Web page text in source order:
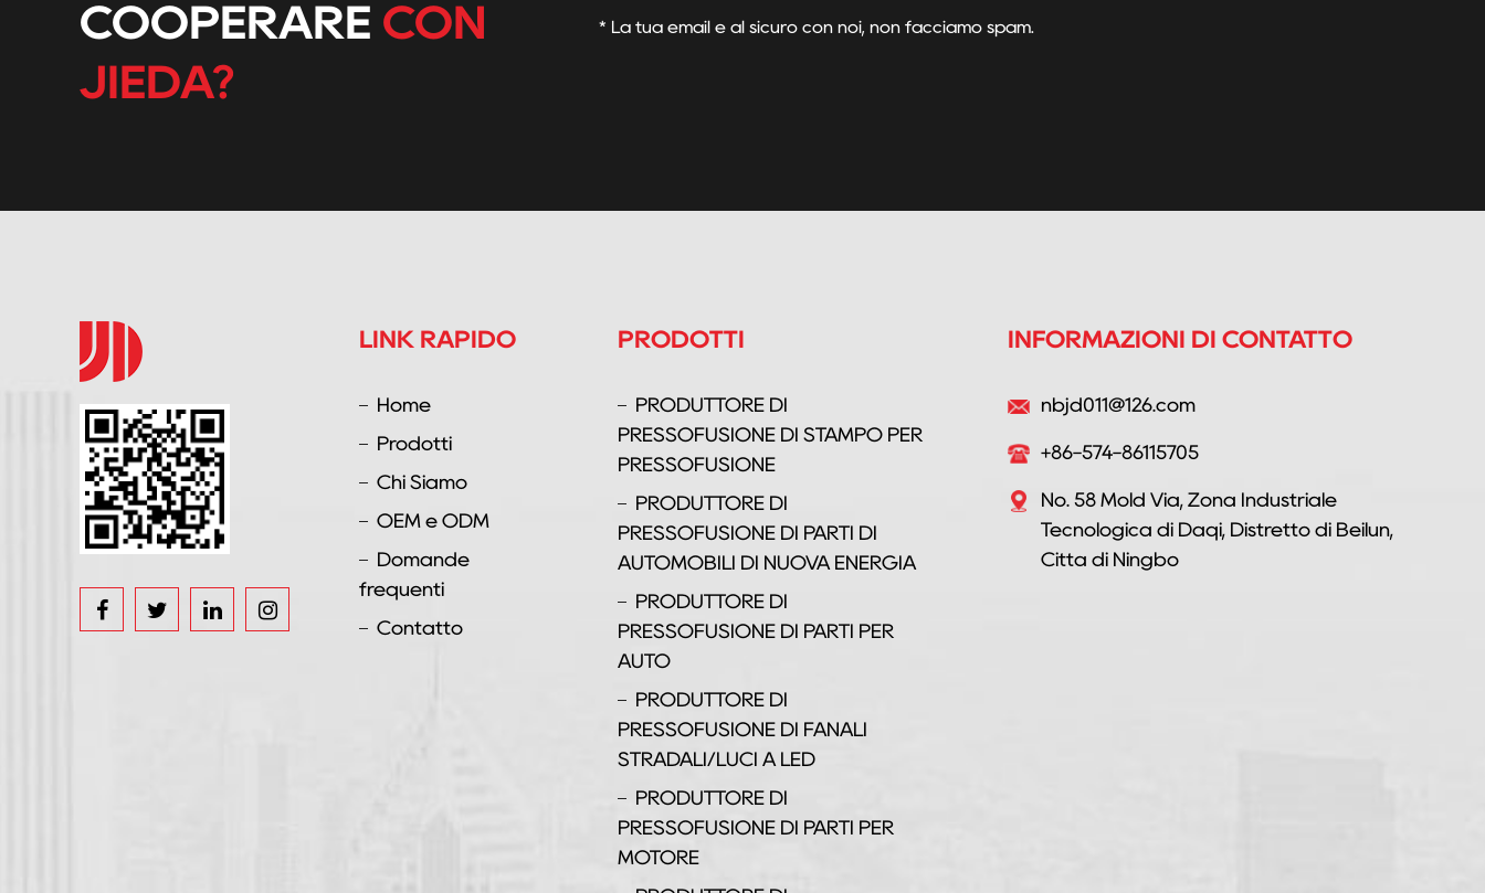
COOPERARE CON
JIEDA?
* La tua email è al sicuro con noi, non facciamo spam.
LINK RAPIDO
Home
Prodotti
Chi Siamo
OEM e ODM
Domande
frequenti
Contatto
PRODOTTI
PRODUTTORE DI
PRESSOFUSIONE DI STAMPO PER
PRESSOFUSIONE
PRODUTTORE DI
PRESSOFUSIONE DI PARTI DI
AUTOMOBILI DI NUOVA ENERGIA
PRODUTTORE DI
PRESSOFUSIONE DI PARTI PER
AUTO
PRODUTTORE DI
PRESSOFUSIONE DI FANALI
STRADALI/LUCI A LED
PRODUTTORE DI
PRESSOFUSIONE DI PARTI PER
MOTORE
INFORMAZIONI DI CONTATTO
nbjd011@126.com
+86-574-86115705
No. 58 Mold Via, Zona Industriale
Tecnologica di Daqi, Distretto di Beilun,
Città di Ningbo